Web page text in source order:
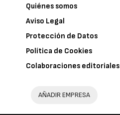
Quiénes somos
Aviso Legal
Protección de Datos
Política de Cookies
Colaboraciones editoriales
AÑADIR EMPRESA